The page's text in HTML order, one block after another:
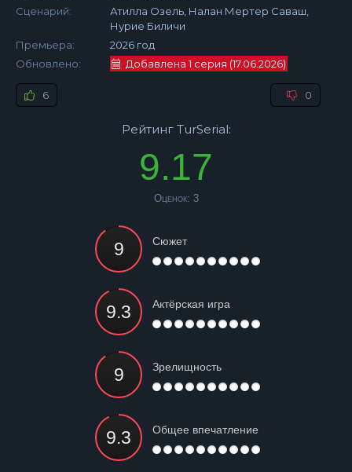
Сценарий:
Атилла Озель, Налан Мертер Саваш,
Нурие Биличи
Премьера:
2026 год
Обновлено:
Добавлена 1 серия (17.06.2026)
6 0
Рейтинг TurSerial:
9.17
Оценок: 3
Сюжет
Актёрская игра
Зрелищность
Общее впечатление